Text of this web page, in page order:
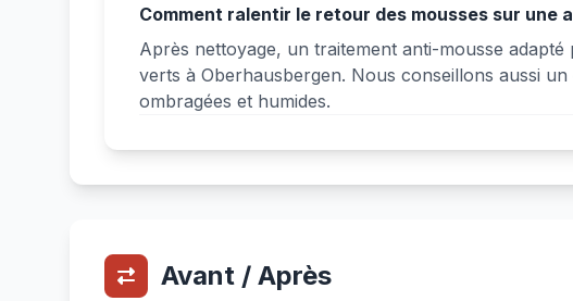
Comment ralentir le retour des mousses sur une
Après nettoyage, un traitement anti-mousse
verts à Oberhausbergen. Nous conseillons aussi
ombragées et humides.
Avant / Après